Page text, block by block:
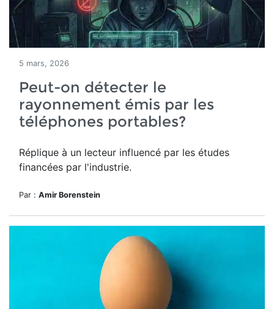
5 mars, 2026
Peut-on détecter le
rayonnement émis par les
téléphones portables?
Réplique à un lecteur influencé par les études
financées par l'industrie.
Par : Amir Borenstein